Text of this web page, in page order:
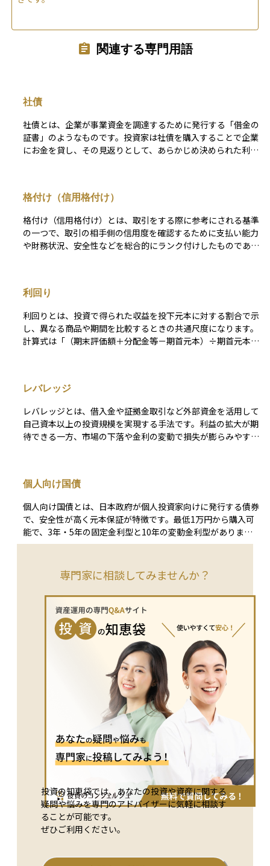
関連する専門用語
社債
社債とは、企業が事業資金を調達するために発行する「借金の
証書」のようなものです。投資家は社債を購入することで企業
にお金を貸し、その見返りとして、あらかじめ決められた利息
る方法であり、企業にとっては柔軟かつ効率的な資金調達手段
動が小さく、定期的な利息収入が得られる点にあります。一方
で、発行体である企業が経営破綻した場合、元本が戻らないリ
スクがあるため、信用格付けや業績などを十分に確認すること
資産クラスのひとつです。
格付け（信用格付け）
格付け（信用格付け）とは、取引をする際に参考にされる基準
の一つで、取引の相手側の信用度を確認するために支払い能力
や財務状況、安全性などを総合的にランク付けしたものであ
の優れた要素がある。 AA：信用力は極めて高く、優れた要素
B：信用力は十分であるが、将来環境が大きく変化する場合、
注意すべき要素がある。 BB：信用力は当面問題ないが、将来
環境が変化する場合、十分注意すべき要素がある。 B：信用力
務が不履行に陥っているか、その懸念が極めて強い。 C：発行
格付。
利回り
利回りとは、投資で得られた収益を投下元本に対する割合で示
し、異なる商品や期間を比較するときの共通尺度になります。
計算式は「（期末評価額＋分配金等－期首元本）÷期首元本」
だけの利回り」を示す瞬間値で、直近の運用成績や市場の勢い
から売却・償還までの累積リターン」を示し、長期投資の成果
を測る指標です。保有期間が異なる商品どうしを比べるとき
は、トータルリターンを年平均成長率（CAGR）に換算して年
年率化した最終利回り（YTM）、株式なら株価に対する年間配
当の割合である配当利回り、不動産投資なら純賃料収入を物件
価格で割ったネット利回りと、対象資産ごとに計算対象は変わ
ります。 また、名目利回りだけでは購買力の変化や税・手数
料の影響を見落としやすいため、インフレ調整後や税控除後の
ネット利回りも確認することが重要です。複利運用では得た収
年間リターンとトータルリターンを意識しながら、複利効果・
インフレ・コストを総合的に考慮すると、より適切なリスクと
リターンのバランスを見極められます。
レバレッジ
レバレッジとは、借入金や証拠金取引など外部資金を活用して
自己資本以上の投資規模を実現する手法です。利益の拡大が期
待できる一方、市場の下落や金利の変動で損失が膨らみやす
ッジ手法を含めたリスク管理が不可欠です。レバレッジによる
も注意が必要です。最終的には、投資目的やリスク許容度を考
慮し、適切なレバレッジ水準を設定することで、資産運用の効
率を高めつつリスクを抑えることが重要となります。
個人向け国債
個人向け国債とは、日本政府が個人投資家向けに発行する債券
で、安全性が高く元本保証が特徴です。最低1万円から購入可
能で、3年・5年の固定金利型と10年の変動金利型がありま
す。変動金利型は半年ごとに金利が見直され、市場金利の上昇
投資ほどの高いリターンは期待できず、インフレ時には実質的
な資産価値が目減りする可能性があります。また、購入後1年
間は中途換金ができず、その後の換金時には直前2回分の利子
相当額が差し引かれる点に注意が必要です。銀行預金より高い
金利を求めるが、リスクを避けたい投資初心者や安全資産を確
保したい方に適した商品です。
専門家に相談してみませんか？
投資の知恵袋では、あなたの投資や資産に関する
疑問や悩みを専門のアドバイザーに気軽に相談す
ることが可能です。
ぜひご利用ください。